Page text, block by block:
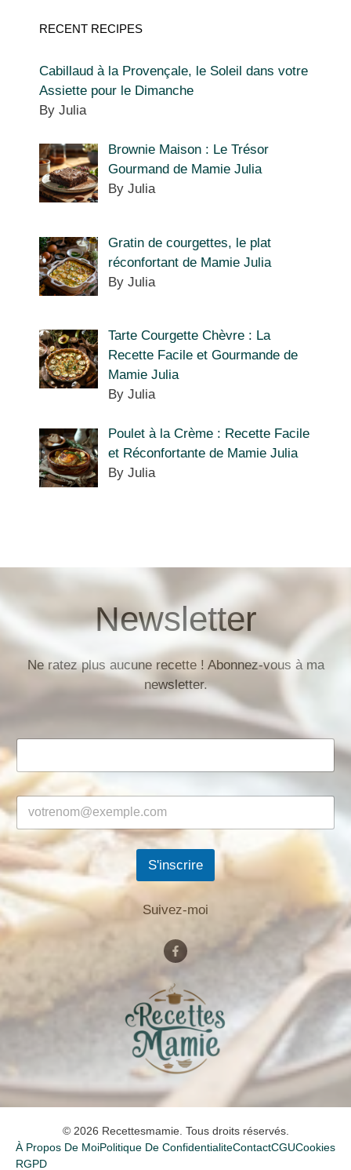
RECENT RECIPES
Cabillaud à la Provençale, le Soleil dans votre
Assiette pour le Dimanche
By Julia
Brownie Maison : Le Trésor
Gourmand de Mamie Julia
By Julia
Gratin de courgettes, le plat
réconfortant de Mamie Julia
By Julia
Tarte Courgette Chèvre : La
Recette Facile et Gourmande de
Mamie Julia
By Julia
Poulet à la Crème : Recette Facile
et Réconfortante de Mamie Julia
By Julia
Newsletter
Ne ratez plus aucune recette ! Abonnez-vous à ma
newsletter.
S'inscrire
Suivez-moi
© 2026 Recettesmamie. Tous droits réservés.
À Propos De MoiPolitique De ConfidentialiteContactCGUCookies
RGPD